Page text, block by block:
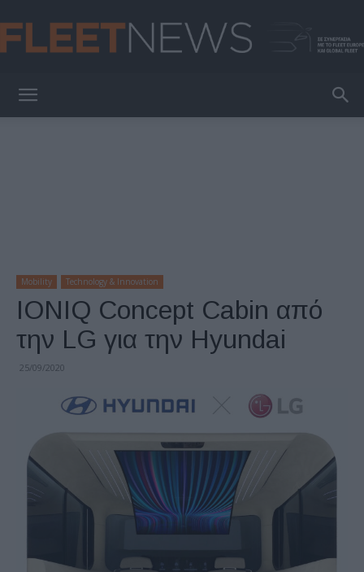
Mobility Technology & Innovation
IONIQ Concept Cabin από
την LG για την Hyundai
25/09/2020